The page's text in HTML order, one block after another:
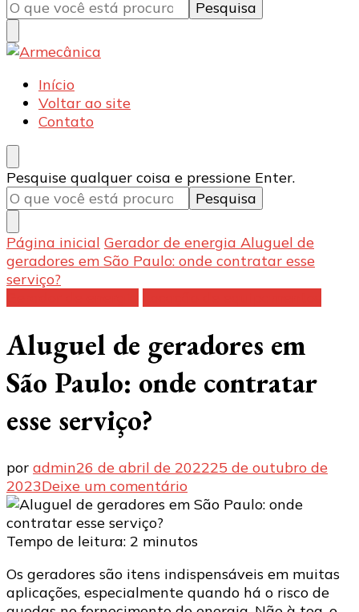
algo?
Armecânica
Blog
Início
Voltar ao site
Contato
Procurando
algo?
Pesquise qualquer coisa e pressione Enter.
Página inicial Gerador de energia Aluguel de
geradores em São Paulo: onde contratar esse
serviço?
Aluguel de geradores em
São Paulo: onde contratar
esse serviço?
por admin26 de abril de 202225 de outubro de
2023Deixe um comentárioem
Aluguel
geradores
São
Paulo:
Tempo de leitura: 2 minutos
Os geradores são itens indispensáveis em muitas
aplicações, especialmente quando há o risco de